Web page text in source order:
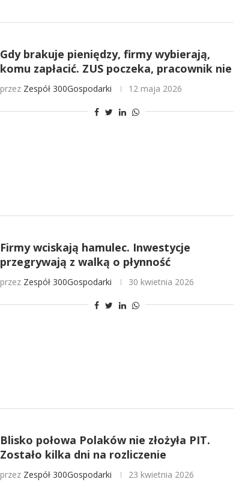
Gdy brakuje pieniędzy, firmy wybierają,
komu zapłacić. ZUS poczeka, pracownik nie
przez Zespół 300Gospodarki 12 maja 2026
Firmy wciskają hamulec. Inwestycje
przegrywają z walką o płynność
przez Zespół 300Gospodarki 30 kwietnia 2026
Blisko połowa Polaków nie złożyła PIT.
Zostało kilka dni na rozliczenie
przez Zespół 300Gospodarki 23 kwietnia 2026